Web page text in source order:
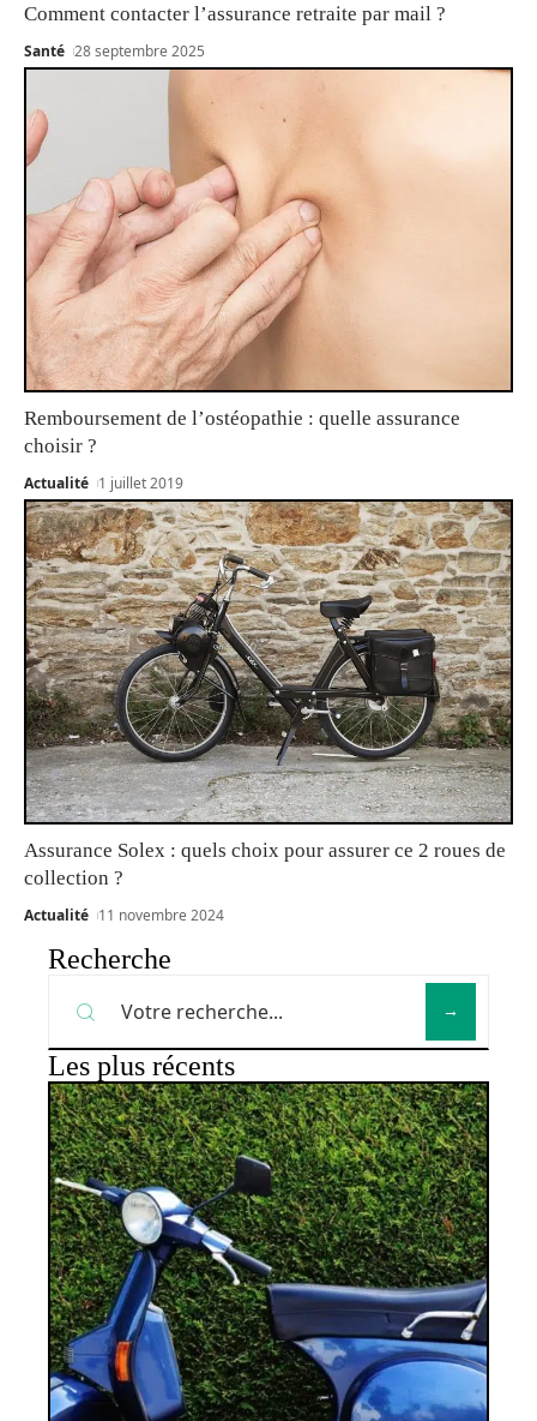
Comment contacter l’assurance retraite par mail ?
Santé 28 septembre 2025
Remboursement de l’ostéopathie : quelle assurance
choisir ?
Actualité 1 juillet 2019
Assurance Solex : quels choix pour assurer ce 2 roues de
collection ?
Actualité 11 novembre 2024
Recherche
Les plus récents